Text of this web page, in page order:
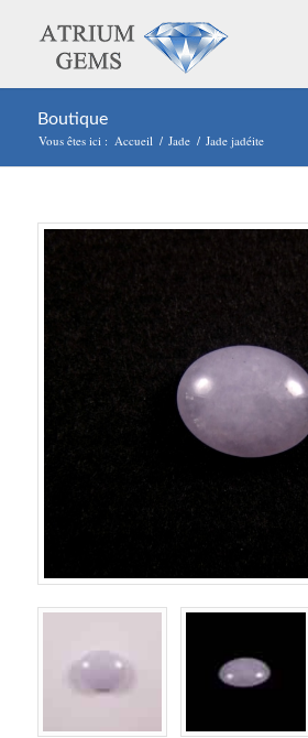
Boutique
Vous êtes ici : Accueil / Jade / Jade jadéite